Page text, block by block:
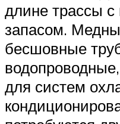
длине трассы
запасом.
бесшовные
для систем